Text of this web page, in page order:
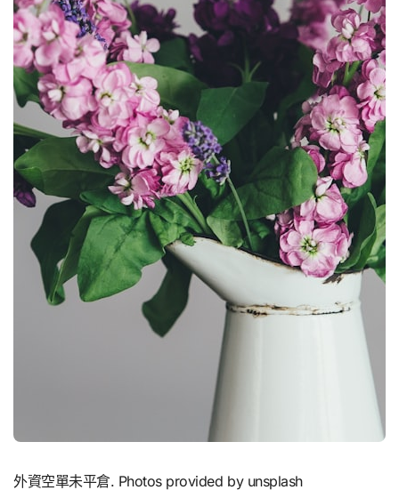
外資空單未平倉. Photos provided by unsplash